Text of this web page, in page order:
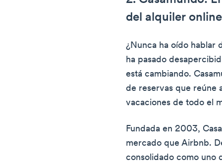
del alquiler online
¿Nunca ha oído hablar
ha pasado
está cambiando.
de reservas que
vacaciones de todo el
Fundada en 2003,
mercado que Airbnb.
consolidado como uno